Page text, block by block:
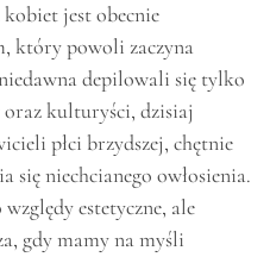
jest obecnie
który powoli zaczyna
depilowali się tylko
oraz kulturyści, dzisiaj
płci brzydszej, chętnie
się niechcianego owłosienia.
estetyczne, ale
gdy mamy na myśli